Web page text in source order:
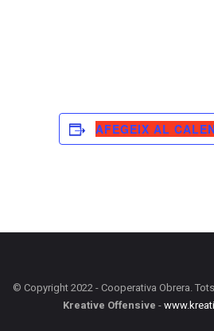
AFEGEIX AL
© Copyright 2022 - Cooperativa Obrera.
Kreative Offensive -